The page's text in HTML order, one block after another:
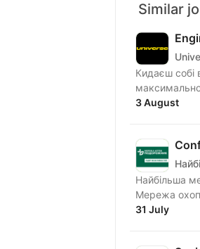
Similar
Кидаєш собі виклик? Ми
3 August
Найбільша
Мережа
31 July